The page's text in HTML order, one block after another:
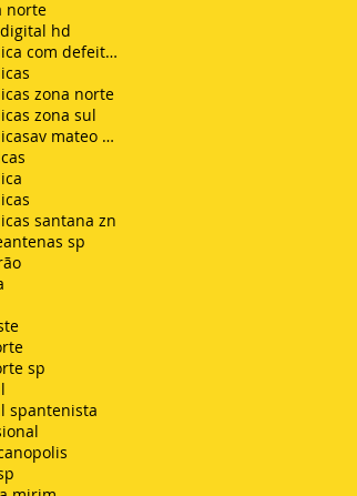
norte
hd
antenas parabolica com defeito sem sinal chuvisco
zona norte
zona sul
antenas parabolicasav mateo bei são mateus
santana zn
antenas sp
sp
spantenista